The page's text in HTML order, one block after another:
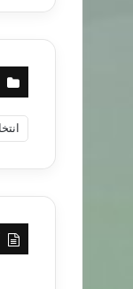
ه
ت
ض